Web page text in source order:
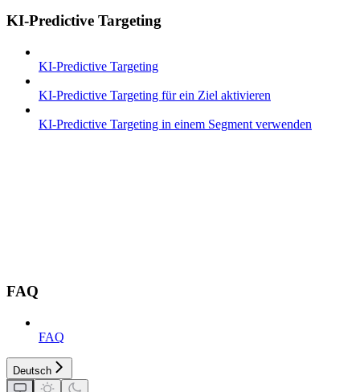
KI-Predictive Targeting
KI-Predictive Targeting
KI-Predictive Targeting für ein Ziel aktivieren
KI-Predictive Targeting in einem Segment verwenden
FAQ
FAQ
Deutsch